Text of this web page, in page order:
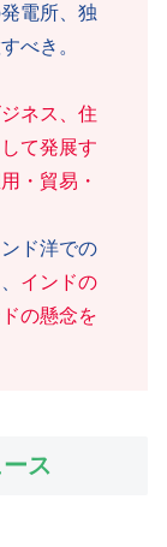
電所、独
べき。
ネス、住
て発展す
・貿易・
ド洋での
インドの
の懸念を
ス